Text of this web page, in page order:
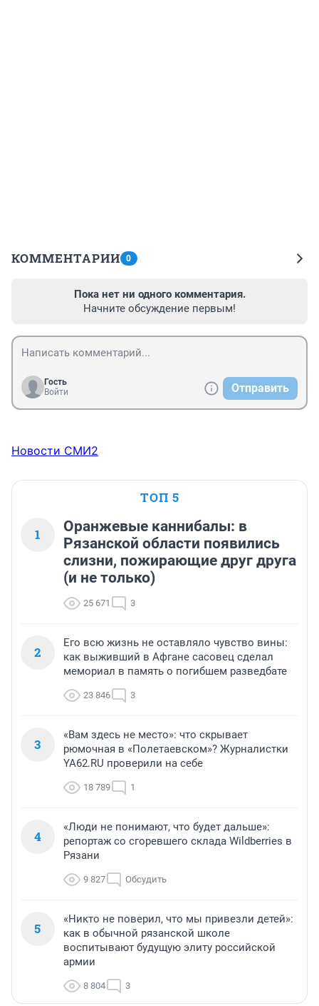
КОММЕНТАРИИ 0
Пока нет ни одного комментария.
Начните обсуждение первым!
Гость
Войти
Отправить
Новости СМИ2
ТОП 5
1
Оранжевые каннибалы: в
Рязанской области появились
слизни, пожирающие друг друга
(и не только)
25 671 3
2
Его всю жизнь не оставляло чувство вины:
как выживший в Афгане сасовец сделал
мемориал в память о погибшем разведбате
23 846 3
3
«Вам здесь не место»: что скрывает
рюмочная в «Полетаевском»? Журналистки
YA62.RU проверили на себе
18 789 1
4
«Люди не понимают, что будет дальше»:
репортаж со сгоревшего склада Wildberries в
Рязани
9 827 Обсудить
5
«Никто не поверил, что мы привезли детей»:
как в обычной рязанской школе
воспитывают будущую элиту российской
армии
8 804 3